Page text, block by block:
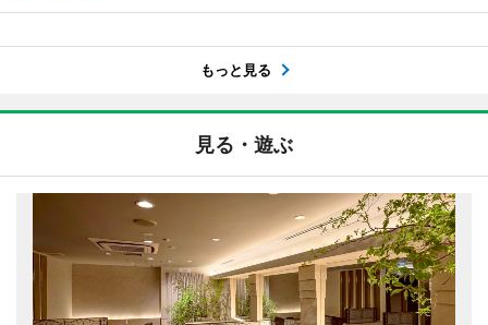
もっと見る
見る・遊ぶ